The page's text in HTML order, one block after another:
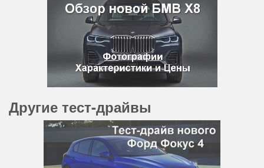
Другие тест-драйвы